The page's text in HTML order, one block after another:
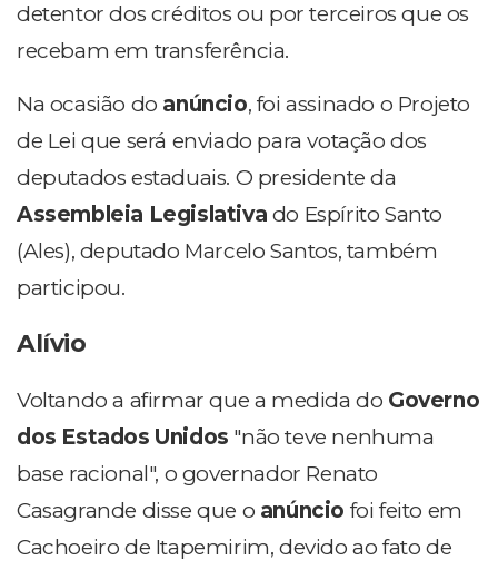
detentor dos créditos ou por terceiros que os
recebam em transferência.
Na ocasião do anúncio, foi assinado o Projeto
de Lei que será enviado para votação dos
deputados estaduais. O presidente da
Assembleia Legislativa do Espírito Santo
(Ales), deputado Marcelo Santos, também
participou.
Alívio
Voltando a afirmar que a medida do Governo
dos Estados Unidos "não teve nenhuma
base racional", o governador Renato
Casagrande disse que o anúncio foi feito em
Cachoeiro de Itapemirim, devido ao fato de